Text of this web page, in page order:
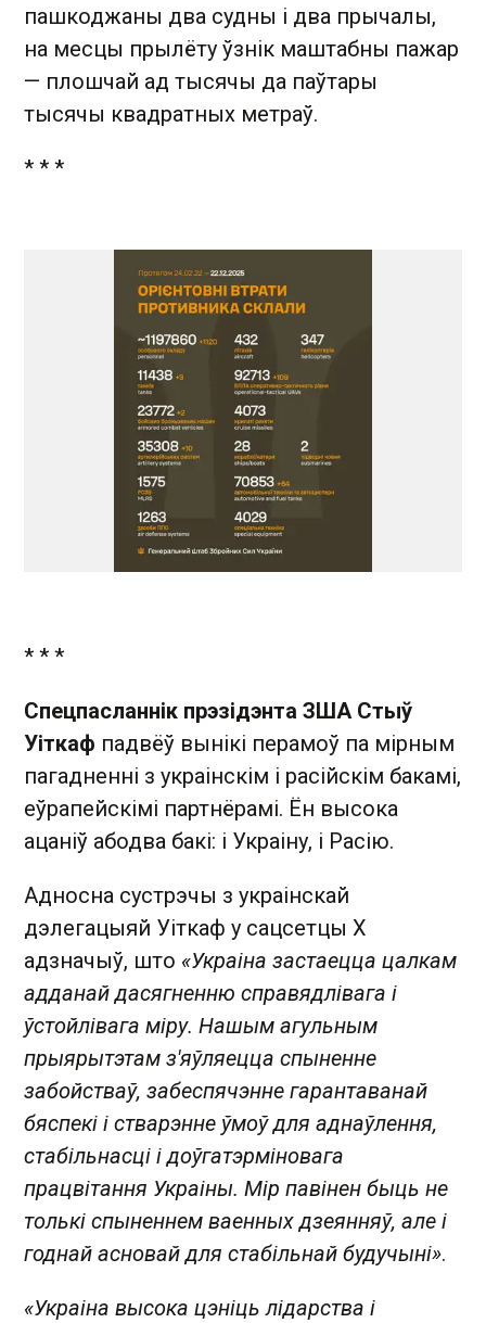
пашкоджаны два судны і два прычалы,
на месцы прылёту ўзнік маштабны пажар
— плошчай ад тысячы да паўтары
тысячы квадратных метраў.
* * *
* * *
Спецпасланнік прэзідэнта ЗША Стыў
Уіткаф падвёў вынікі перамоў па мірным
пагадненні з украінскім і расійскім бакамі,
еўрапейскімі партнёрамі. Ён высока
ацаніў абодва бакі: і Украіну, і Расію.
Адносна сустрэчы з украінскай
дэлегацыяй Уіткаф у сацсетцы Х
адзначыў, што «Украіна застаецца цалкам
адданай дасягненню справядлівага і
ўстойлівага міру. Нашым агульным
прыярытэтам з'яўляецца спыненне
забойстваў, забеспячэнне гарантаванай
бяспекі і стварэнне ўмоў для аднаўлення,
стабільнасці і доўгатэрміновага
працвітання Украіны. Мір павінен быць не
толькі спыненнем ваенных дзеянняў, але і
годнай асновай для стабільнай будучыні».
«Украіна высока цэніць лідарства і